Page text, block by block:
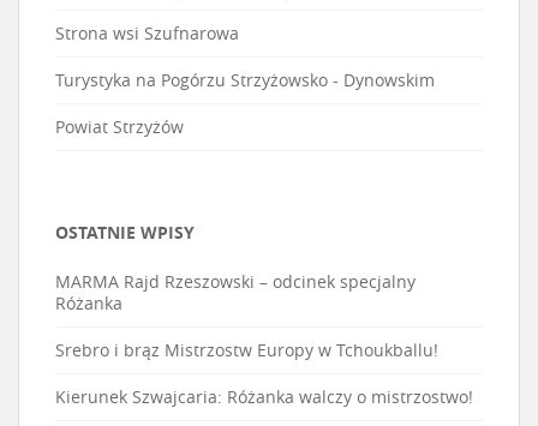
Strona wsi Szufnarowa
Turystyka na Pogórzu Strzyżowsko - Dynowskim
Powiat Strzyżów
OSTATNIE WPISY
MARMA Rajd Rzeszowski – odcinek specjalny
Różanka
Srebro i brąz Mistrzostw Europy w Tchoukballu!
Kierunek Szwajcaria: Różanka walczy o mistrzostwo!